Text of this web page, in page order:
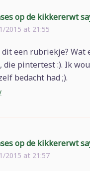
op de kikkererwt
2015 at 21:55
dit een rubriekje? Wat
die pintertest :). Ik
bedacht had ;).
op de kikkererwt
2015 at 21:57